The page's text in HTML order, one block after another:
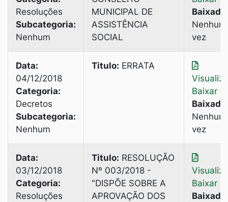
Resoluções
Subcategoria:
Nenhum
MUNICIPAL DE
ASSISTÊNCIA
SOCIAL
Baixado:
vez
Data:
04/12/2018
Categoria:
Decretos
Subcategoria:
Nenhum
Titulo: ERRATA
Baixar
Baixado:
vez
Data:
03/12/2018
Categoria:
Resoluções
Titulo: RESOLUÇÃO
Nº 003/2018 -
"DISPÕE SOBRE A
APROVAÇÃO DOS
Baixar
Baixado: